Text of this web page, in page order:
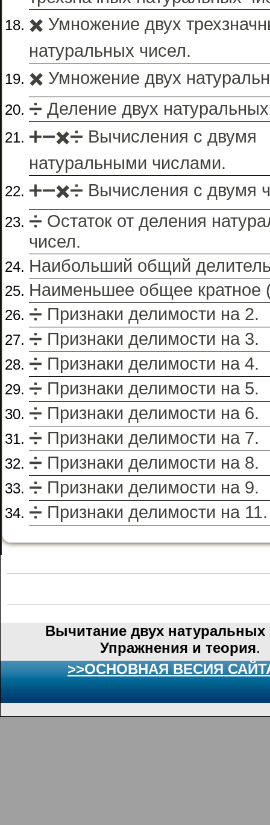
✖️ Умножение двух
натуральных чисел.
✖️ Умножение двух
➗ Деление двух
➕➖✖️➗ Вычисления с двумя
натуральными числами.
➕➖✖️➗ Вычисления с двумя
➗ Остаток от деления
чисел.
Наибольший общий
Наименьшее общее
➗ Признаки делимости на 2.
➗ Признаки делимости на 3.
➗ Признаки делимости на 4.
➗ Признаки делимости на 5.
➗ Признаки делимости на 6.
➗ Признаки делимости на 7.
➗ Признаки делимости на 8.
➗ Признаки делимости на 9.
➗ Признаки делимости на 11.
Вычитание двух натуральных
Упражнения и теория.
>>ОСНОВНАЯ ВЕСИЯ